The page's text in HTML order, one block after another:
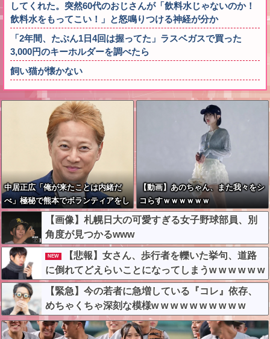
してくれた。突然60代のおじさんが「飲料水じゃないのか！
飲料水をもってこい！」と怒鳴りつける神経が分か
「2年間、たぶん1日4回は握ってた」ラスベガスで買った
3,000円のキーホルダーを調べたら
飼い猫が懐かない
中居正広「俺が来たことは内緒だ
べ」極秘で熊本でボランティアをし
ていた・・・
【動画】あのちゃん、また我々をシ
コらすｗｗｗｗｗｗ
【画像】札幌日大の可愛すぎる女子野球部員、別
角度が見つかるwww
NEW
【悲報】女さん、歩行者を轢いた挙句、道路
に倒れてどえらいことになってしまうw w w w w w
w
【緊急】今の若者に急増している『コレ』依存、
めちゃくちゃ深刻な模様w w w w w w w w w w